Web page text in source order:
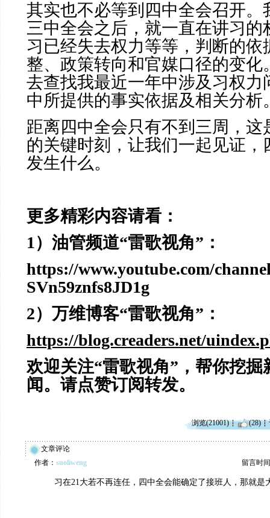
其实也不必等到四中全会召开。
三中全会之后，就一直在讲习的
习已经失去权力等等，判断的依
整、政策转向和官媒口径的变化
去查找我最近一年中涉及习权力
中所提供的事实依据及相关分析
距离四中全会只有不到三周，这
的关键时刻，让我们一起见证，
发生什么。
更多精彩内容请看：
1）油管频道“雷歌视角”：
https://www.youtube.com/
SVn59znfs8JD1g
2）万维博客“雷歌视角”：
https://blog.creaders.net/
欢迎关注“雷歌视角”，帮你挖掘
闻。请点赞订阅转发。
浏览(21001) (28)
文章评论
作者： suoliweng 留言时
习在21大若不再连任，四中全会能确定了接班人，那就是